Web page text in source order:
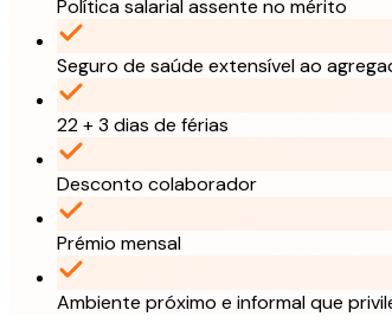
Política salarial assente no mérito
Seguro de saúde extensível ao
22 + 3 dias de férias
Desconto colaborador
Prémio mensal
Ambiente próximo e informal que